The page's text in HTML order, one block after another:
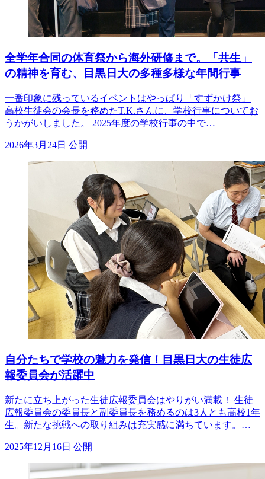
全学年合同の体育祭から海外研修まで。「共生」
の精神を育む、目黒日大の多種多様な年間行事
一番印象に残っているイベントはやっぱり「すずかけ祭」
高校生徒会の会長を務めたT.K.さんに、学校行事についてお
うかがいしました。 2025年度の学校行事の中で…
2026年3月24日 公開
自分たちで学校の魅力を発信！目黒日大の生徒広
報委員会が活躍中
新たに立ち上がった生徒広報委員会はやりがい満載！ 生徒
広報委員会の委員長と副委員長を務めるのは3人とも高校1年
生。新たな挑戦への取り組みは充実感に満ちています。…
2025年12月16日 公開